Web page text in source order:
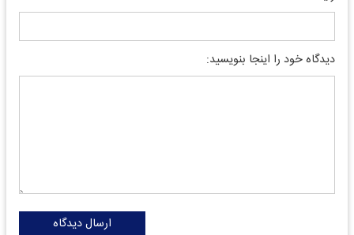
دیدگاه خود را اینجا بنویسید:
ارسال دیدگاه